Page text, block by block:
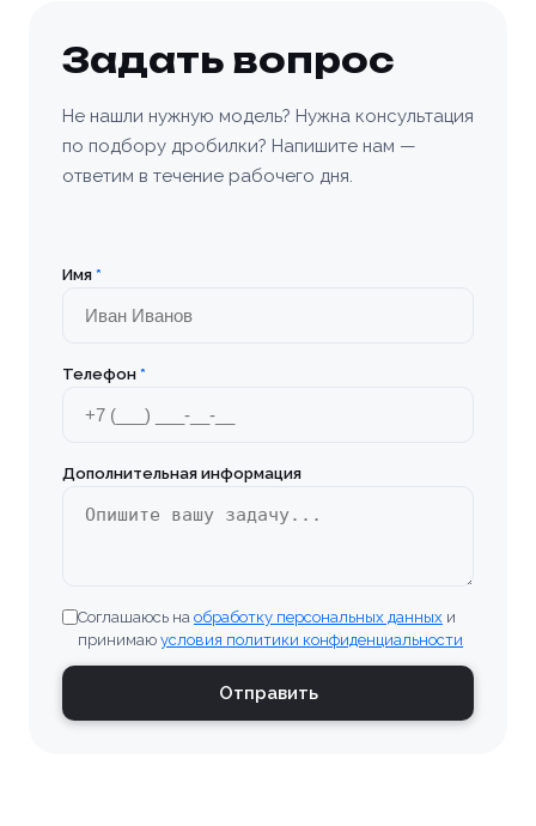
Задать вопрос
Не нашли нужную модель? Нужна консультация
по подбору дробилки? Напишите нам —
ответим в течение рабочего дня.
Имя *
Телефон *
Дополнительная информация
Соглашаюсь на обработку персональных данных и
принимаю условия политики конфиденциальности
Отправить
Товар